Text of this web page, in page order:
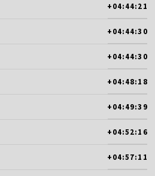
+04:44:21
+04:44:30
+04:44:30
+04:48:18
+04:49:39
+04:52:16
+04:57:11